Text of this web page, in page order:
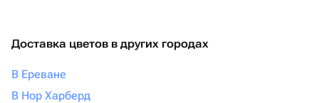
Доставка цветов в других городах
В Ереване
В Нор Харберд